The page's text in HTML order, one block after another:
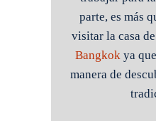
parte, es más
visitar la casa
Bangkok ya
manera de